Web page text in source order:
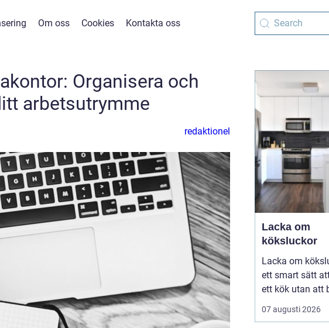
Om oss Cookies Kontakta oss
Organisera och
arbetsutrymme
redaktionel
Lacka om
köksluckor
Lacka om
ett smart sätt
ett kök utan att
hela
hem har stadiga
07 augusti 2026